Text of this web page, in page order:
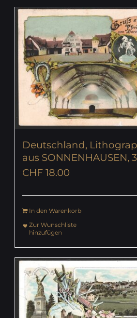
Deutschland,
aus SONNENHAUSEN,
CHF 18.00
In den Warenkorb
Zur Wunschliste
hinzufügen